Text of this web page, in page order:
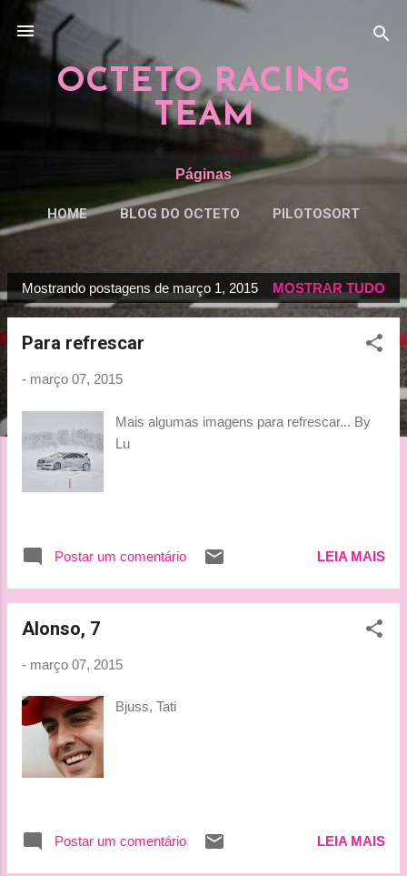
OCTETO RACING
TEAM
Páginas
HOME BLOG DO OCTETO PILOTOSORT
P
o
Mostrando postagens de março 1, 2015 MOSTRAR TUDO
Para refrescar
- março 07, 2015
Mais algumas imagens para refrescar... By
Lu
Postar um comentário LEIA MAIS
Alonso, 7
- março 07, 2015
Bjuss, Tati
Postar um comentário LEIA MAIS